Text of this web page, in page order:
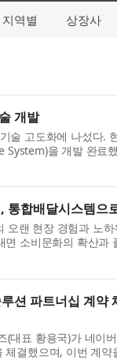
지역별 상장사
개발
술 고도화에 나섰다.
을 개발 완료
합배달시스템으
랜 현장 경험과 노
소비문화의 확산과
션 파트너십 계
대표 황용국)가 네이
결했으며, 이번 계